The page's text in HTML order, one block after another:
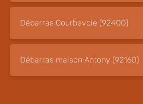
Débarras Courbevoie (92400)
Débarras maison Antony (92160)